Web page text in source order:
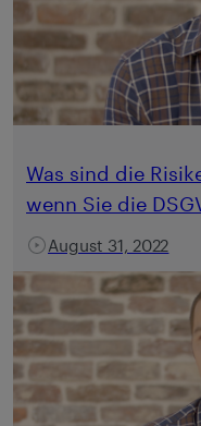
Was sind die
wenn Sie die
August 31, 2022